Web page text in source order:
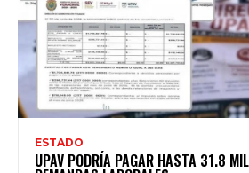
ESTADO
UPAV PODRÍA PAGAR HASTA 31.8